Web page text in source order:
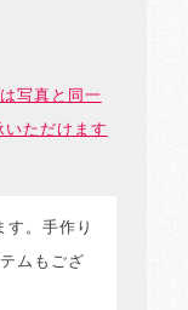
写真と同一
ただけます
。手作り
ムもござ